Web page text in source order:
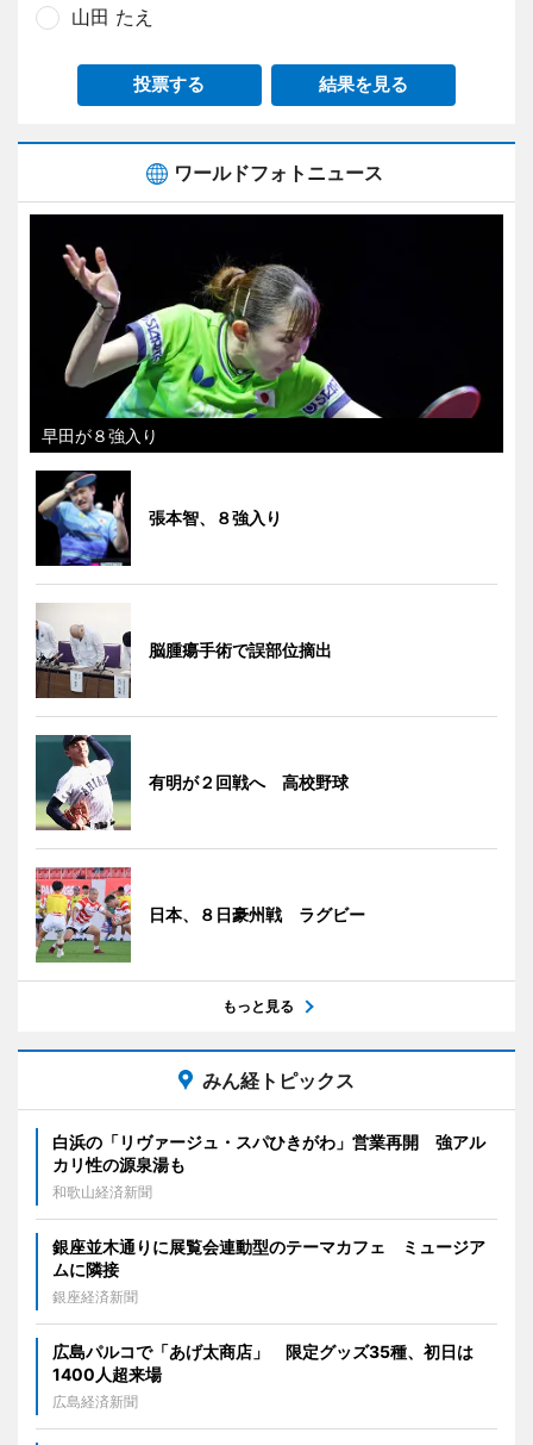
山田 たえ
投票する 結果を見る
ワールドフォトニュース
早田が８強入り
張本智、８強入り
脳腫瘍手術で誤部位摘出
有明が２回戦へ 高校野球
日本、８日豪州戦 ラグビー
もっと見る
みん経トピックス
白浜の「リヴァージュ・スパひきがわ」営業再開 強アル
カリ性の源泉湯も
和歌山経済新聞
銀座並木通りに展覧会連動型のテーマカフェ ミュージア
ムに隣接
銀座経済新聞
広島パルコで「あげ太商店」 限定グッズ35種、初日は
1400人超来場
広島経済新聞